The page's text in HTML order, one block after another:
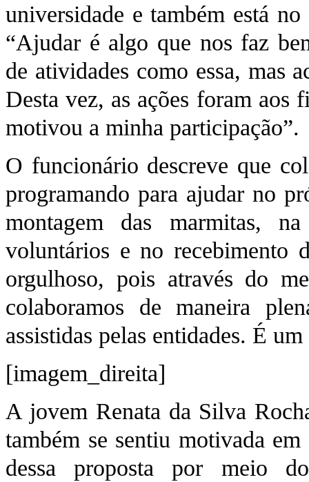
universidade e também está
“Ajudar é algo que nos faz
de atividades como essa, mas
Desta vez, as ações foram aos
motivou a minha participação”.
O funcionário descreve que
programando para ajudar no
montagem das marmitas,
voluntários e no recebimento
orgulhoso, pois através do
colaboramos de maneira
assistidas pelas entidades. É
[imagem_direita]
A jovem Renata da Silva
também se sentiu motivada
dessa proposta por meio